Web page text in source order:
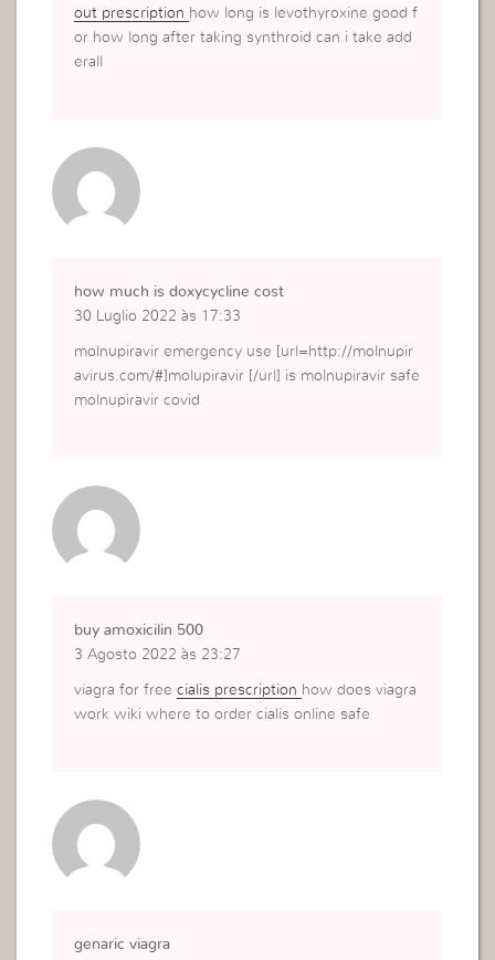
out prescription how long is levothyroxine good f
or how long after taking synthroid can i take add
erall
how much is doxycycline cost
30 Luglio 2022 às 17:33
molnupiravir emergency use [url=http://molnupir
avirus.com/#]molupiravir [/url] is molnupiravir safe
molnupiravir covid
buy amoxicilin 500
3 Agosto 2022 às 23:27
viagra for freecialis prescription how does viagra
work wiki where to order cialis online safe
genaric viagra